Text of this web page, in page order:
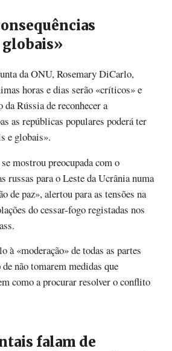
da ONU, Rosemary DiCarlo,
horas e dias serão «críticos» e
da Rússia de reconhecer a
as repúblicas populares poderá ter
e globais».
mostrou preocupada com o
russas para o Leste da Ucrânia numa
de paz», alertou para as tensões na
do cessar-fogo registadas nos
à «moderação» de todas as partes
não tomarem medidas que
como a procurar resolver o conflito
falam de